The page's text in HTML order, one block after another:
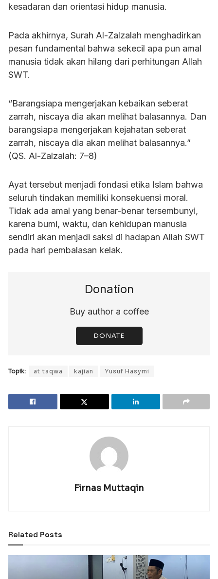
kesadaran dan orientasi hidup manusia.
Pada akhirnya, Surah Al-Zalzalah menghadirkan
pesan fundamental bahwa sekecil apa pun amal
manusia tidak akan hilang dari perhitungan Allah
SWT.
“Barangsiapa mengerjakan kebaikan seberat
zarrah, niscaya dia akan melihat balasannya. Dan
barangsiapa mengerjakan kejahatan seberat
zarrah, niscaya dia akan melihat balasannya.”
(QS. Al-Zalzalah: 7–8)
Ayat tersebut menjadi fondasi etika Islam bahwa
seluruh tindakan memiliki konsekuensi moral.
Tidak ada amal yang benar-benar tersembunyi,
karena bumi, waktu, dan kehidupan manusia
sendiri akan menjadi saksi di hadapan Allah SWT
pada hari pembalasan kelak.
Donation
Buy author a coffee
DONATE
Topik: at taqwa kajian Yusuf Hasymi
Firnas Muttaqin
Related Posts